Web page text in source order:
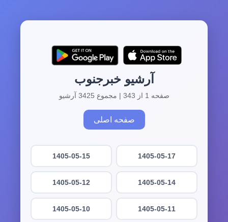
آرشیو خبرجنوب
صفحه 1 از 343 | مجموع 3425 آرشیو
صفحه اصلی
1405-05-17
1405-05-15
1405-05-14
1405-05-12
1405-05-11
1405-05-10